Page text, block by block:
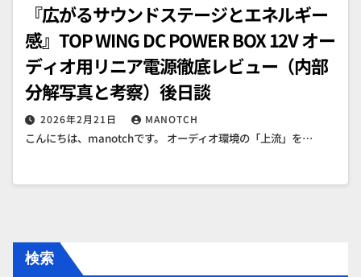
『広がるサウンドステージとエネルギー
感』TOP WING DC POWER BOX 12V オー
ディオ用リニア電源徹底レビュー（内部
分解写真と考察）後日談
2026年2月21日 MANOTCH
こんにちは、manotchです。 オーディオ環境の「上流」を…
検索